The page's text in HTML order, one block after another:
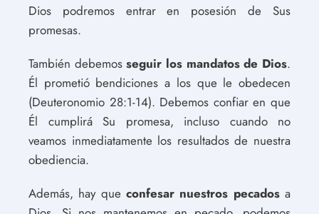
Dios podremos entrar en posesión de Sus
promesas.
También debemosseguir los mandatos de Dios.
Él prometió bendiciones a los que le obedecen
(Deuteronomio 28:1-14). Debemos confiar en que
Él cumplirá Su promesa, incluso cuando no
veamos inmediatamente los resultados de nuestra
obediencia.
Además, hay que confesar nuestros pecadosa